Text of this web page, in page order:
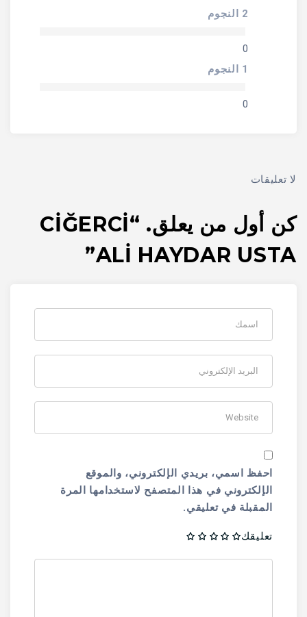
2 النجوم
0
1 النجوم
0
لا تعليقات
كن أول من يعلق. “CİĞERCİ
ALİ HAYDAR USTA”
احفظ اسمي، بريدي الإلكتروني، والموقع
الإلكتروني في هذا المتصفح لاستخدامها المرة
المقبلة في تعليقي.
تعليقك